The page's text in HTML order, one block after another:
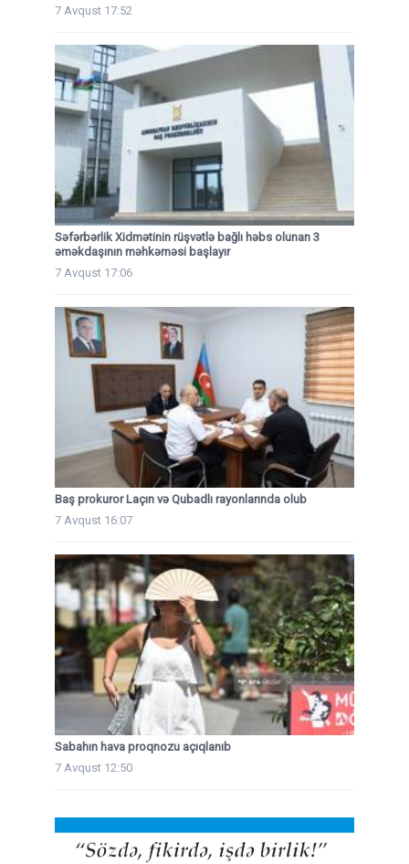
7 Avqust 17:52
Səfərbərlik Xidmətinin rüşvətlə bağlı həbs olunan 3
əməkdaşının məhkəməsi başlayır
7 Avqust 17:06
Baş prokuror Laçın və Qubadlı rayonlarında olub
7 Avqust 16:07
Sabahın hava proqnozu açıqlanıb
7 Avqust 12:50